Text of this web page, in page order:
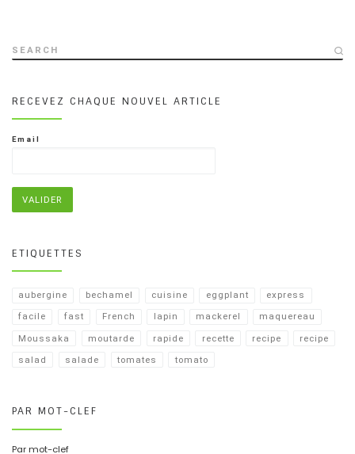
SEARCH
RECEVEZ CHAQUE NOUVEL ARTICLE
Email
ETIQUETTES
aubergine bechamel cuisine eggplant
express
facile
fast French lapin mackerel
maquereau
Moussaka
moutarde rapide recette recipe
recipe​
salad
salade tomates tomato
PAR MOT-CLEF
Par mot-clef